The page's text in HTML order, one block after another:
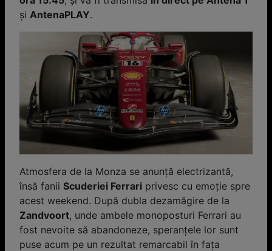
și AntenaPLAY.
Atmosfera de la Monza se anunță electrizantă,
însă fanii Scuderiei Ferrariprivesc cu emoție spre
acest weekend. După dubla dezamăgire de la
Zandvoort, unde ambele monoposturi Ferrari au
fost nevoite să abandoneze, speranțele lor sunt
puse acum pe un rezultat remarcabil în fața